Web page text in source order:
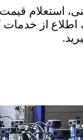
استعلام
از خدمات